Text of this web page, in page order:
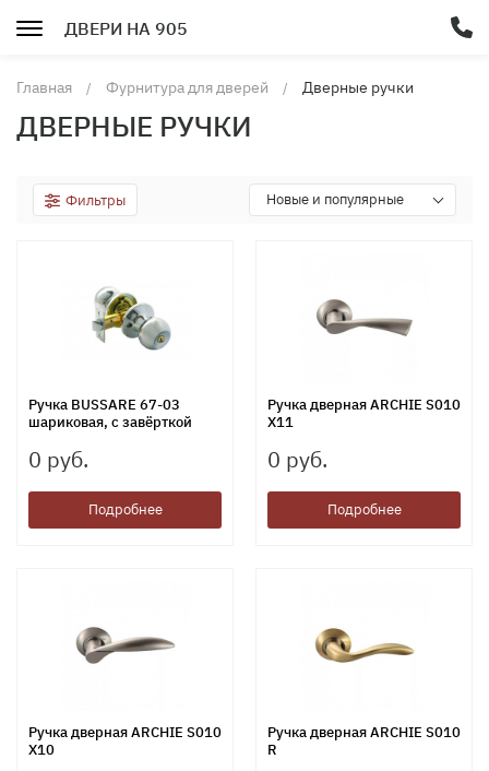
ДВЕРИ НА 905
Главная Фурнитура для дверей Дверные ручки
ДВЕРНЫЕ РУЧКИ
Фильтры Новые и популярные
Ручка BUSSARE 67-03
шариковая, с завёрткой
0 руб.
Подробнее
Ручка дверная ARCHIE S010
X11
0 руб.
Подробнее
Ручка дверная ARCHIE S010
X10
Ручка дверная ARCHIE S010
R